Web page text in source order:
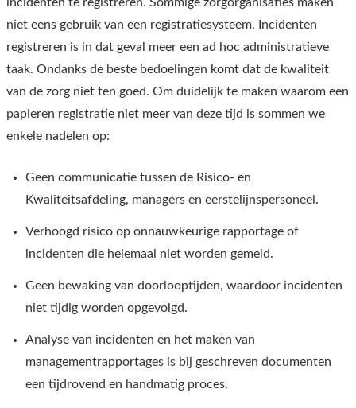
niet eens gebruik van een registratiesysteem. Incidenten
registreren is in dat geval meer een ad hoc administratieve
taak. Ondanks de beste bedoelingen komt dat de kwaliteit
van de zorg niet ten goed. Om duidelijk te maken waarom een
papieren registratie niet meer van deze tijd is sommen we
enkele nadelen op:
Geen communicatie tussen de Risico- en
Kwaliteitsafdeling, managers en eerstelijnspersoneel.
Verhoogd risico op onnauwkeurige rapportage of
incidenten die helemaal niet worden gemeld.
Geen bewaking van doorlooptijden, waardoor incidenten
niet tijdig worden opgevolgd.
Analyse van incidenten en het maken van
managementrapportages is bij geschreven documenten
een tijdrovend en handmatig proces.